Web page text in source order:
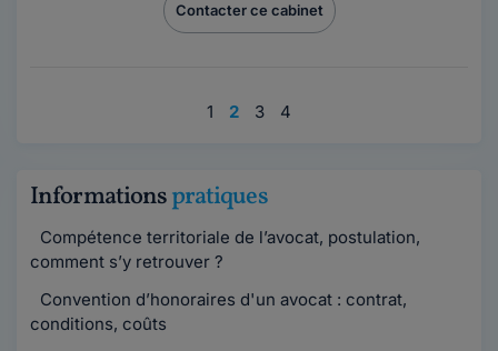
Contacter ce cabinet
1 2 3 4
Informationspratiques
Compétence territoriale de l’avocat, postulation,
comment s’y retrouver ?
Convention d’honoraires d'un avocat : contrat,
conditions, coûts